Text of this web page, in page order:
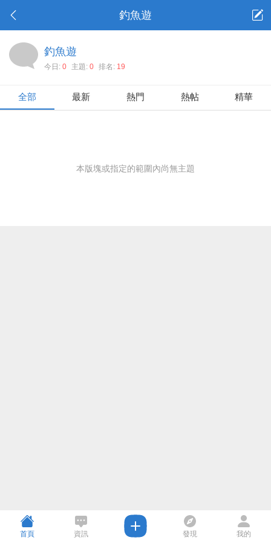
釣魚遊
釣魚遊
今日: 0 主題: 0 排名: 19
全部 最新 熱門 熱帖 精華
本版塊或指定的範圍內尚無主題
首頁 資訊 發現 我的